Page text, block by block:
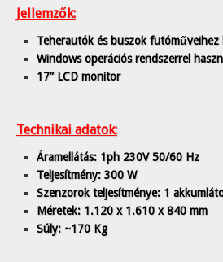
Jellemzők:
Teherautók és buszok futóműveihez
Windows operációs rendszerrel
17” LCD monitor
Technikai adatok:
Áramellátás: 1ph 230V 50/60 Hz
Teljesítmény: 300 W
Szenzorok teljesítménye: 1
Méretek: 1.120 x 1.610 x 840 mm
Súly: ~170 Kg